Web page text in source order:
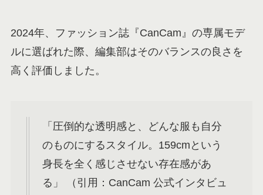
2024年、ファッション誌『CanCam』の専属モデ
ルに選ばれた際、編集部はそのバランスの良さを
高く評価しました。
「圧倒的な透明感と、どんな服も自分
のものにするスタイル。159cmという
身長を全く感じさせない存在感があ
る」 （引用：CanCam 公式インタビュ